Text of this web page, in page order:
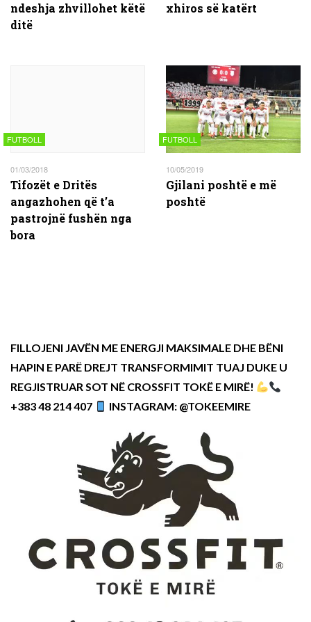
ndeshja zhvillohet këtë
ditë
xhiros së katërt
FUTBOLL
01/03/2018
Tifozët e Dritës
angazhohen që t’a
pastrojnë fushën nga
bora
FUTBOLL
10/05/2019
Gjilani poshtë e më
poshtë
FILLOJENI JAVËN ME ENERGJI MAKSIMALE DHE BËNI
HAPIN E PARË DREJT TRANSFORMIMIT TUAJ DUKE U
REGJISTRUAR SOT NË CROSSFIT TOKË E MIRË!
+383 48 214 407
INSTAGRAM: @TOKEEMIRE